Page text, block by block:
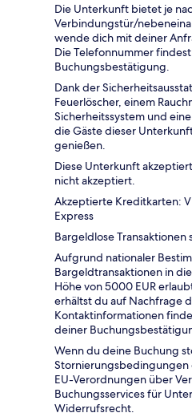
Die Unterkunft bietet je
Verbindungstür/
wende dich mit deiner
Die Telefonnummer
Buchungsbestätigung.
Dank der
Feuerlöscher, einem
Sicherheitssystem und
die Gäste dieser
genießen.
Diese Unterkunft
nicht akzeptiert.
Akzeptierte Kreditkarten:
Express
Bargeldlose Transaktionen
Aufgrund nationaler
Bargeldtransaktionen in
Höhe von 5000 EUR
erhältst du auf Nachfrage
Kontaktinformationen
deiner
Wenn du deine Buchung
Stornierungsbedingungen
EU-Verordnungen über
Buchungsservices für
Widerrufsrecht.